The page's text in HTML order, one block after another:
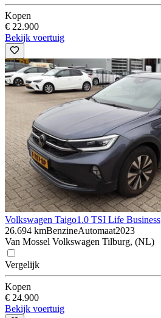
Kopen
€ 22.900
Bekijk voertuig
Volkswagen Taigo1.0 TSI Life Business
26.694 kmBenzineAutomaat2023
Van Mossel Volkswagen Tilburg, (NL)
Vergelijk
Kopen
€ 24.900
Bekijk voertuig